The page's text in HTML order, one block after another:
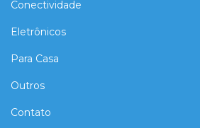
Conectividade
Eletrônicos
Para Casa
Outros
Contato